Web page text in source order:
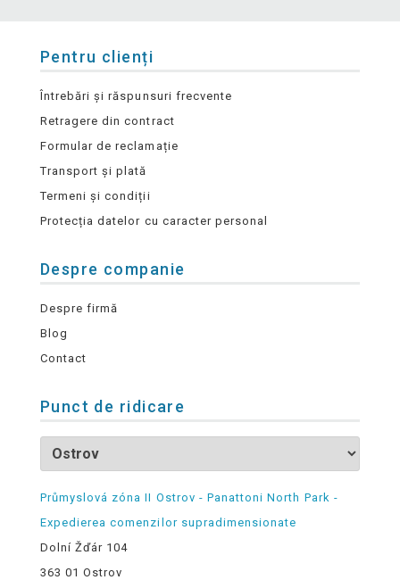
Pentru clienți
Întrebări și răspunsuri frecvente
Retragere din contract
Formular de reclamație
Transport și plată
Termeni și condiții
Protecția datelor cu caracter personal
Despre companie
Despre firmă
Blog
Contact
Punct de ridicare
Průmyslová zóna II Ostrov - Panattoni North Park -
Expedierea comenzilor supradimensionate
Dolní Žďár 104
363 01 Ostrov